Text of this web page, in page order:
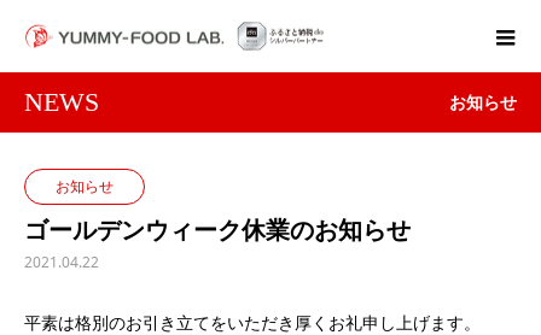
NEWS お知らせ
お知らせ
ゴールデンウィーク休業のお知らせ
2021.04.22
平素は格別のお引き立てをいただき厚くお礼申し上げます。